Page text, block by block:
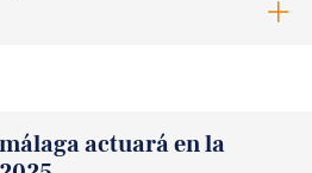
actuará en la